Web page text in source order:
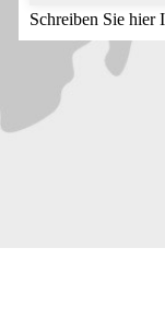
Schreiben Sie hier